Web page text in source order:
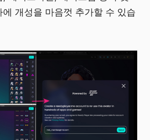
개성을 마음껏 추가할 수 있습